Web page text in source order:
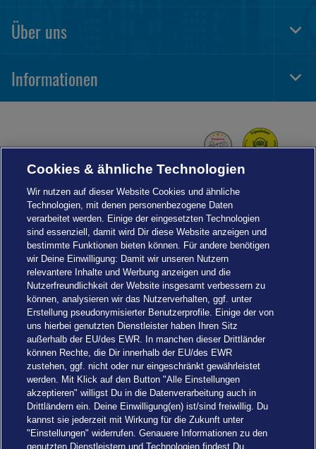
Über uns
Informationen
Einstellungen
Cookies & ähnliche Technologien
Wir nutzen auf dieser Website Cookies und ähnliche
Technologien, mit denen personenbezogene Daten
verarbeitet werden. Einige der eingesetzten Technologien
sind essenziell, damit wird Dir diese Website anzeigen und
bestimmte Funktionen bieten können. Für andere benötigen
wir Deine Einwilligung: Damit wir unseren Nutzern
relevantere Inhalte und Werbung anzeigen und die
Nutzerfreundlichkeit der Website insgesamt verbessern zu
können, analysieren wir das Nutzerverhalten, ggf. unter
Erstellung pseudonymisierter Benutzerprofile. Einige der von
uns hierbei genutzten Dienstleister haben Ihren Sitz
außerhalb der EU/des EWR. In manchen dieser Drittländer
können Rechte, die Dir innerhalb der EU/des EWR
zustehen, ggf. nicht oder nur eingeschränkt gewährleistet
werden. Mit Klick auf den Button "Alle Einstellungen
akzeptieren" willigst Du in die Datenverarbeitung auch in
Drittländern ein. Deine Einwilligung(en) ist/sind freiwillig. Du
kannst sie jederzeit mit Wirkung für die Zukunft unter
"Einstellungen" widerrufen. Genauere Informationen zu den
genutzten Dienstleistern und Technologien findest Du